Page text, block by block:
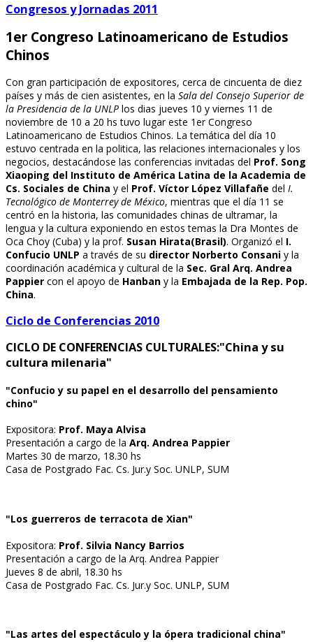
Congresos y Jornadas 2011
1er Congreso Latinoamericano de Estudios
Chinos
Con gran participación de expositores, cerca de cincuenta de diez
países y más de cien asistentes, en la Sala del Consejo Superior de
la Presidencia de la UNLP los dias jueves 10 y viernes 11 de
noviembre de 10 a 20 hs tuvo lugar este 1er Congreso
Latinoamericano de Estudios Chinos. La temática del día 10
estuvo centrada en la politica, las relaciones internacionales y los
negocios, destacándose las conferencias invitadas del Prof. Song
Xiaoping del Instituto de América Latina de la Academia de
Cs. Sociales de China y el Prof. Víctor López Villafañe del I.
Tecnológico de Monterrey de México, mientras que el día 11 se
centró en la historia, las comunidades chinas de ultramar, la
lengua y la cultura exponiendo en estos temas la Dra Montes de
Oca Choy (Cuba) y la prof. Susan Hirata(Brasil). Organizó el I.
Confucio UNLP a través de su director Norberto Consani y la
coordinación académica y cultural de la Sec. Gral Arq. Andrea
Pappier con el apoyo de Hanban y la Embajada de la Rep. Pop.
China.
Ciclo de Conferencias 2010
CICLO DE CONFERENCIAS CULTURALES:"China y su
cultura milenaria"
"Confucio y su papel en el desarrollo del pensamiento
chino"
Expositora: Prof. Maya Alvisa
Presentación a cargo de la Arq. Andrea Pappier
Martes 30 de marzo, 18.30 hs
Casa de Postgrado Fac. Cs. Jur.y Soc. UNLP, SUM
"Los guerreros de terracota de Xian"
Expositora: Prof. Silvia Nancy Barrios
Presentación a cargo de la Arq. Andrea Pappier
Jueves 8 de abril, 18.30 hs
Casa de Postgrado Fac. Cs. Jur.y Soc. UNLP, SUM
"Las artes del espectáculo y la ópera tradicional china"